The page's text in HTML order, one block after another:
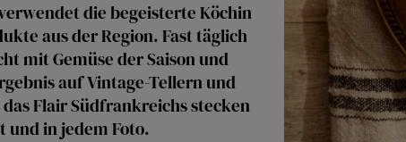
die begeisterte Köchin
aus der Region. Fast täglich
mit Gemüse der Saison und
auf Vintage-Tellern und
Flair Südfrankreichs stecken
und in jedem Foto.